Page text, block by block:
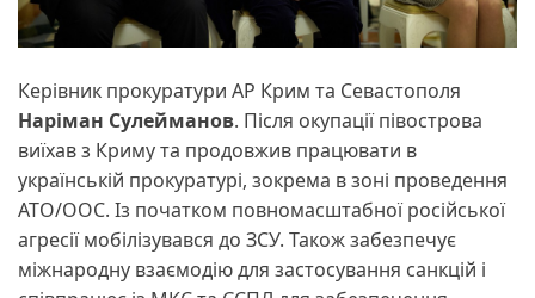
Керівник прокуратури АР Крим та Севастополя
Наріман Сулейманов. Після окупації півострова
виїхав з Криму та продовжив працювати в
українській прокуратурі, зокрема в зоні проведення
АТО/ООС. Із початком повномасштабної російської
агресії мобілізувався до ЗСУ. Також забезпечує
міжнародну взаємодію для застосування санкцій і